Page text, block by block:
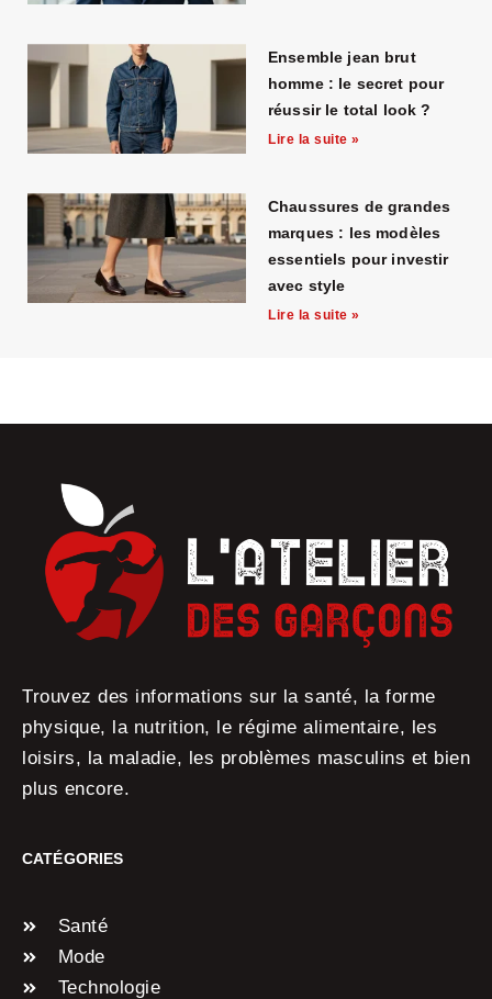
Ensemble jean brut
homme : le secret pour
réussir le total look ?
Lire la suite »
Chaussures de grandes
marques : les modèles
essentiels pour investir
avec style
Lire la suite »
Trouvez des informations sur la santé, la forme
physique, la nutrition, le régime alimentaire, les
loisirs, la maladie, les problèmes masculins et bien
plus encore.
CATÉGORIES
Santé
Mode
Technologie